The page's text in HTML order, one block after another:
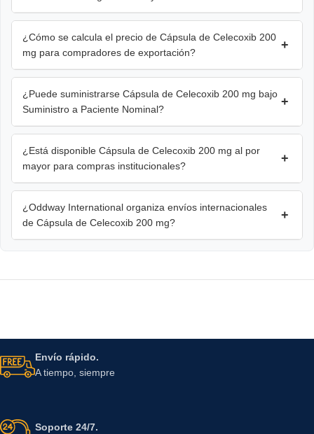
¿Cómo se calcula el precio de Cápsula de Celecoxib 200
mg para compradores de exportación?
+
¿Puede suministrarse Cápsula de Celecoxib 200 mg bajo
Suministro a Paciente Nominal?
+
¿Está disponible Cápsula de Celecoxib 200 mg al por
mayor para compras institucionales?
+
¿Oddway International organiza envíos internacionales
de Cápsula de Celecoxib 200 mg?
+
Envío rápido.
A tiempo, siempre
Soporte 24/7.